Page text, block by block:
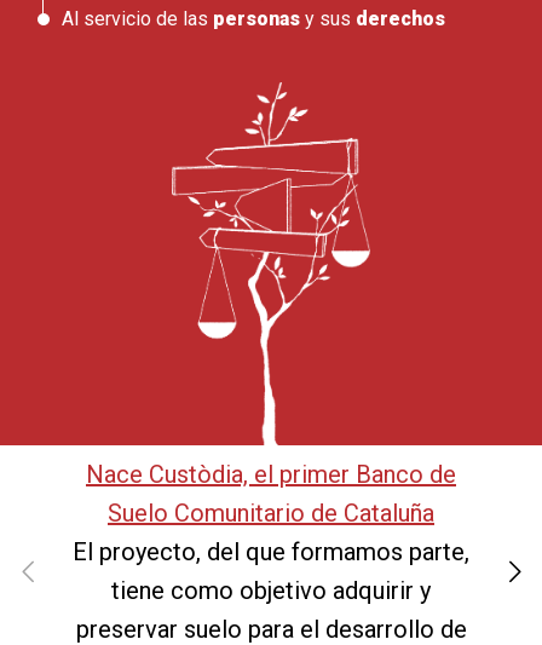
ES CA
Al servicio de las personas y sus derechos
Nace Custòdia, el primer Banco de
Suelo Comunitario de Cataluña
El proyecto, del que formamos parte,
tiene como objetivo adquirir y
preservar suelo para el desarrollo de